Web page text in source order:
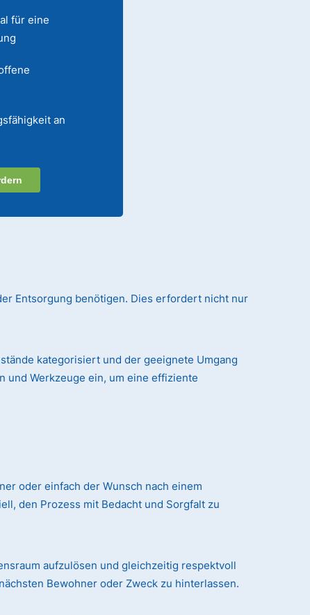
für eine
an
Entsorgung benötigen. Dies erfordert nicht nur
kategorisiert und der geeignete Umgang
und Werkzeuge ein, um eine effiziente
oder einfach der Wunsch nach einem
den Prozess mit Bedacht und Sorgfalt zu
aufzulösen und gleichzeitig respektvoll
Bewohner oder Zweck zu hinterlassen.